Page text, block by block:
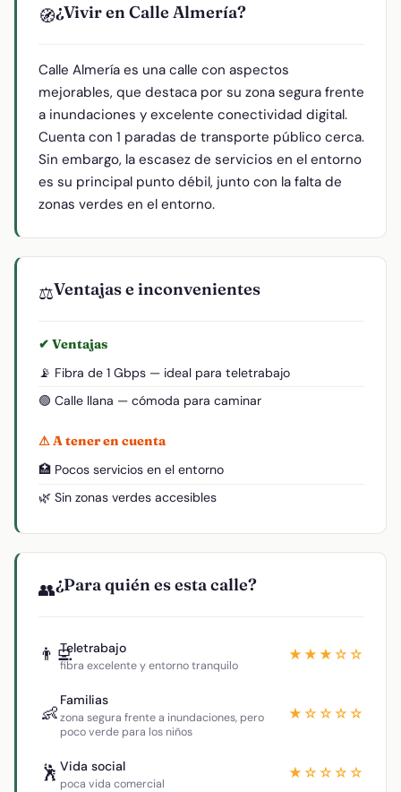
🧭¿Vivir en Calle Almería?
Calle Almería es una calle con aspectos
mejorables, que destaca por su zona segura frente
a inundaciones y excelente conectividad digital.
Cuenta con 1 paradas de transporte público cerca.
Sin embargo, la escasez de servicios en el entorno
es su principal punto débil, junto con la falta de
zonas verdes en el entorno.
⚖️Ventajas e inconvenientes
✔ Ventajas
📡 Fibra de 1 Gbps — ideal para teletrabajo
🟢 Calle llana — cómoda para caminar
⚠ A tener en cuenta
🏥 Pocos servicios en el entorno
🌿 Sin zonas verdes accesibles
👥¿Para quién es esta calle?
👨‍💻Teletrabajo
fibra excelente y entorno tranquilo
★★★☆☆
👶
Familias
zona segura frente a inundaciones, pero
poco verde para los niños
★☆☆☆☆
🕺 Vida social
poca vida comercial
★☆☆☆☆